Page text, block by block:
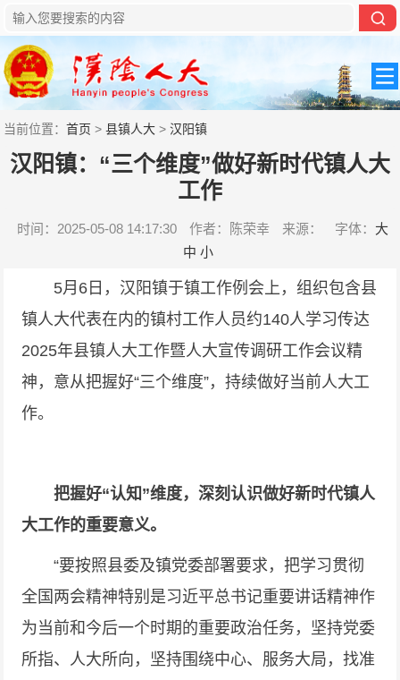
当前位置：首页 >县镇人大 >汉阳镇
汉阳镇：“三个维度”做好新时代镇人大
工作
时间：2025-05-08 14:17:30 作者：陈荣幸 来源： 字体： 大
中 小
5月6日，汉阳镇于镇工作例会上，组织包含县
镇人大代表在内的镇村工作人员约140人学习传达
2025年县镇人大工作暨人大宣传调研工作会议精
神，意从把握好“三个维度”，持续做好当前人大工
作。
把握好“认知”维度，深刻认识做好新时代镇人
大工作的重要意义。
“要按照县委及镇党委部署要求，把学习贯彻
全国两会精神特别是习近平总书记重要讲话精神作
为当前和今后一个时期的重要政治任务，坚持党委
所指、人大所向，坚持围绕中心、服务大局，找准